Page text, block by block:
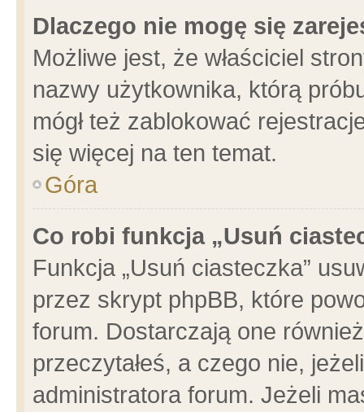
Dlaczego nie mogę się
Możliwe jest, że właściciel
nazwy użytkownika, którą
mógł też zablokować
się więcej na ten temat.
Góra
Co robi funkcja „Usuń
Funkcja „Usuń ciasteczka”
przez skrypt phpBB, które
forum. Dostarczają one
przeczytałeś, a czego nie,
administratora forum. Jeżeli